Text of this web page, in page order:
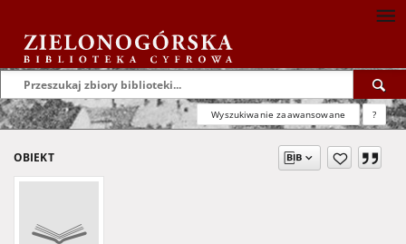
Wyszukiwanie zaawansowane ?
OBIEKT